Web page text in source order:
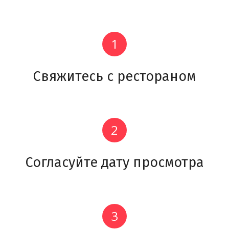
Свяжитесь с рестораном
Согласуйте дату просмотра